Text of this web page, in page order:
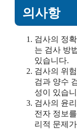
의사항
검사의 정
는 검사 방
있습니다.
검사의 위
검과 양수
성이 있습
검사의 윤
전자 정보
리적 문제